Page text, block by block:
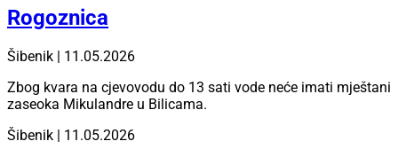
Rogoznica
Šibenik | 11.05.2026
Zbog kvara na cjevovodu do 13 sati vode neće imati mještani
zaseoka Mikulandre u Bilicama.
Šibenik | 11.05.2026